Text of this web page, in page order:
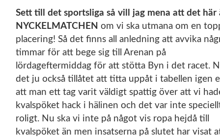
Sett till det sportsliga så vill jag mena att det här
NYCKELMATCHEN om vi ska utmana om en
placering! Så det finns all anledning att avvika
timmar för att bege sig till Arenan på
lördageftermiddag för att stötta Byn i det racet.
det ju också tillåtet att titta uppåt i tabellen igen
att man ett tag varit väldigt spattig över att vi
kvalspöket hack i hälinen och det var inte
roligt. Nu ska vi inte på något vis ropa hejdå till
kvalspöket än men insatserna på slutet har visat